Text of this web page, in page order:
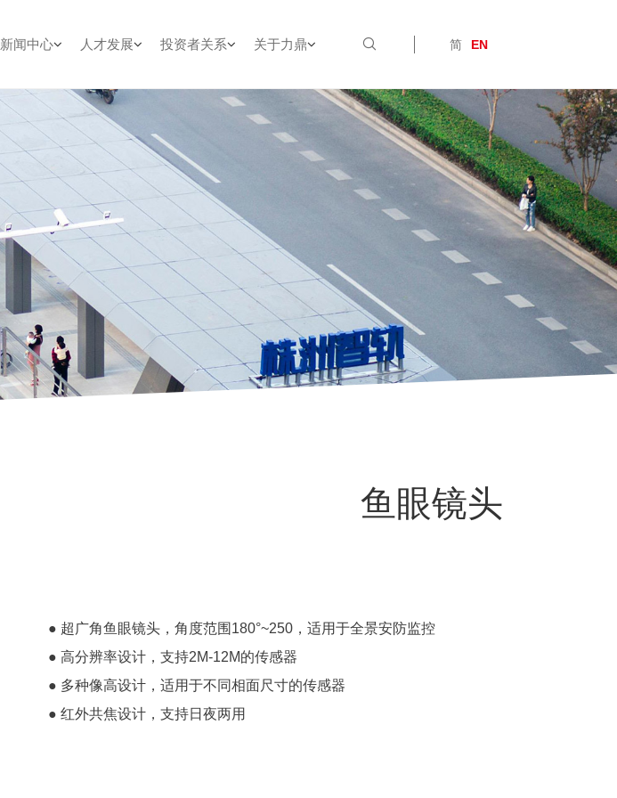
新闻中心 人才发展 投资者关系 关于力鼎 简 EN
鱼眼镜头
● 超广角鱼眼镜头，角度范围180°~250，适用于全景安防监控
● 高分辨率设计，支持2M-12M的传感器
● 多种像高设计，适用于不同相面尺寸的传感器
● 红外共焦设计，支持日夜两用